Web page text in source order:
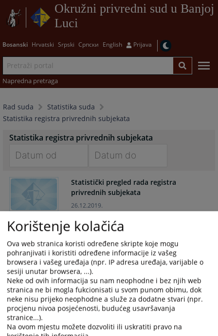
Okružni privredni sud u Banjoj
Luci
Bosanski Hrvatski Srpski Српски English Prijava
Napredna pretraga
Rad suda
Statistika suda
Statistika registra privrednih subjekata
Statistika registra privrednih subjekata
forward
interact
with
the
and
select
a
date.
Press
the
question
mark
key
forward
to
interact
with
the
and
select
a
date.
Press
the
question
mark
key
Statistički pregled rada registra
privrednih subjekata
26.12.2019.
Korištenje kolačića
Ova web stranica koristi određene skripte koje mogu
pohranjivati i koristiti određene informacije iz vašeg
browsera i vašeg uređaja (npr. IP adresa uređaja, varijable o
sesiji unutar browsera, ...).
Neke od ovih informacija su nam neophodne i bez njih web
stranica ne bi mogla fukcionisati u svom punom obimu, dok
neke nisu prijeko neophodne a služe za dodatne stvari (npr.
procjenu nivoa posjećenosti, budućeg usavršavanja
stranice...).
Na ovom mjestu možete dozvoliti ili uskratiti pravo na